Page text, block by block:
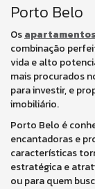
Porto Belo
Os
combinação
vida e alto
mais procurados
para investir, e
imobiliário.
Porto Belo é
encantadoras e
características
estratégica e
ou para quem